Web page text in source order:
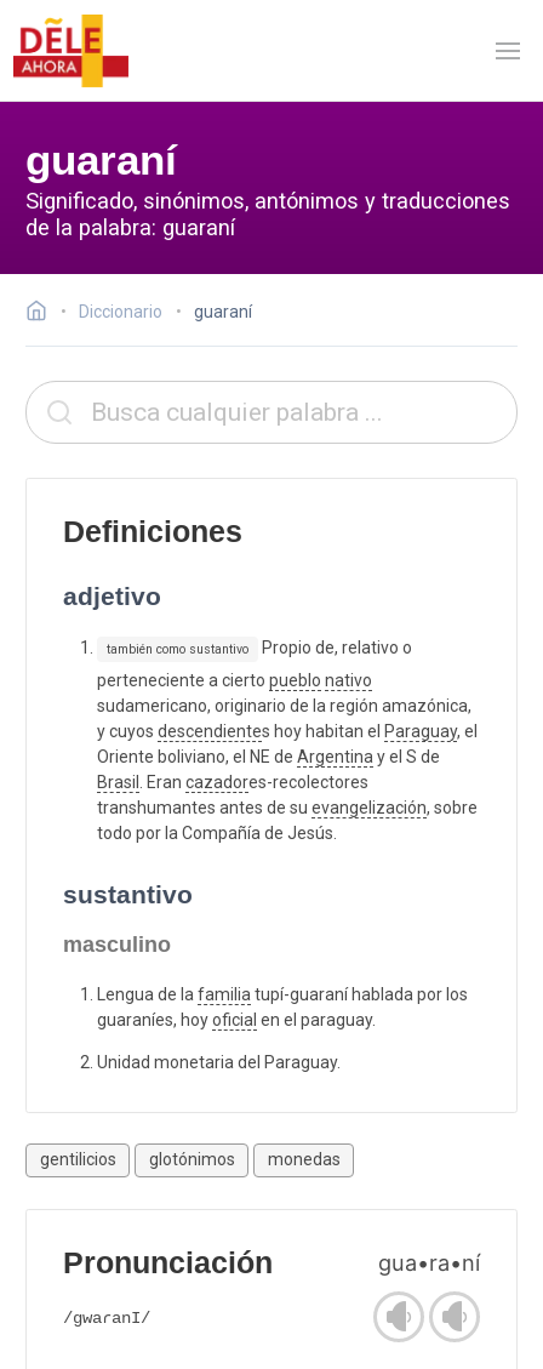
guaraní
Significado, sinónimos, antónimos y traducciones
de la palabra: guaraní
Diccionario guaraní
Definiciones
adjetivo
también como sustantivo
Propio de, relativo o
perteneciente a cierto pueblo nativo
sudamericano, originario de la región amazónica,
y cuyos descendientes hoy habitan el Paraguay, el
Oriente boliviano, el NE de Argentina y el S de
Brasil
. Eran cazadores-recolectores
transhumantes antes de su evangelización, sobre
todo por la Compañía de Jesús.
sustantivo
masculino
Lengua de la familia tupí-guaraní hablada por los
guaraníes, hoyoficial en el paraguay.
Unidad monetaria del Paraguay.
gentilicios glotónimos monedas
Pronunciación gua•ra•ní
/gwaɾanI/